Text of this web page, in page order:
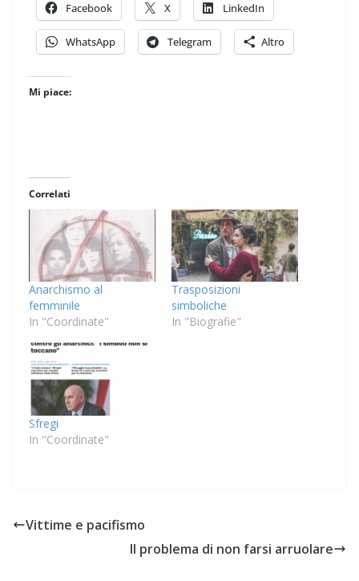
Facebook X LinkedIn
WhatsApp Telegram Altro
Mi piace:
Correlati
Anarchismo al
femminile
In "Coordinate"
Trasposizioni
simboliche
In "Biografie"
Sfregi
In "Coordinate"
Vittime e pacifismo
Il problema di non farsi arruolare